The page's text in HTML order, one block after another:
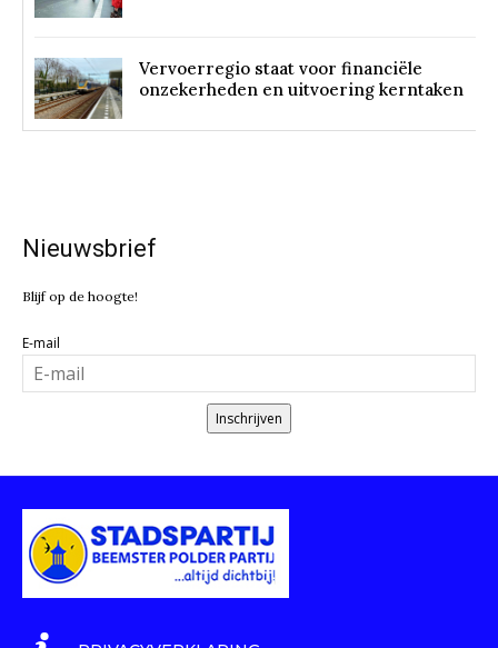
Vervoerregio staat voor financiële
onzekerheden en uitvoering kerntaken
Nieuwsbrief
Blijf op de hoogte!
E-mail
Inschrijven